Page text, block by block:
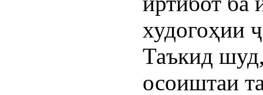
худогоҳии
Таъкид
осоиштаи